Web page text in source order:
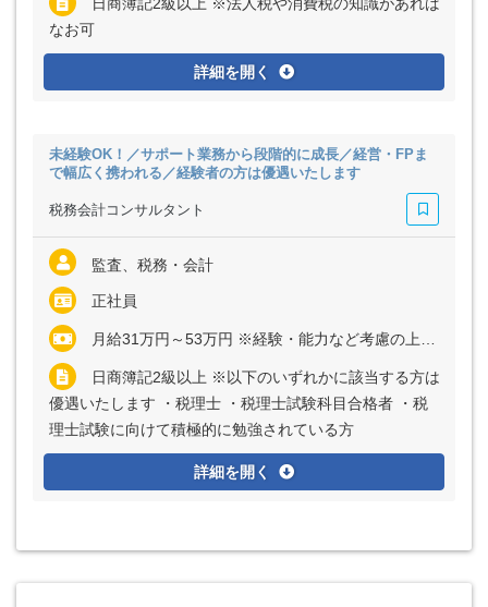
日商簿記2級以上 ※法人税や消費税の知識があれば
なお可
詳細を開く
未経験OK！／サポート業務から段階的に成長／経営・FPま
で幅広く携われる／経験者の方は優遇いたします
税務会計コンサルタント
監査、税務・会計
正社員
月給31万円～53万円 ※経験・能力など考慮の上、決定いたします ※上記に固定残業代（月15時間分＝3万2000円～5万5000円）を含む ※超過分は別途全額支給
日商簿記2級以上 ※以下のいずれかに該当する方は
優遇いたします ・税理士 ・税理士試験科目合格者 ・税
理士試験に向けて積極的に勉強されている方
詳細を開く